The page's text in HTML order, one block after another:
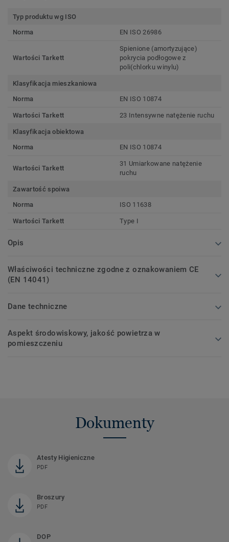
Typ produktu wg ISO
Norma
EN ISO 26986
Wartości Tarkett
Spienione (amortyzujące)
pokrycia podłogowe z
poli(chlorku winylu)
Klasyfikacja mieszkaniowa
Norma
EN ISO 10874
Wartości Tarkett 23 Intensywne natężenie ruchu
Klasyfikacja obiektowa
Norma
EN ISO 10874
Wartości Tarkett
31 Umiarkowane natężenie
ruchu
Zawartość spoiwa
Norma
ISO 11638
Wartości Tarkett Type I
Opis
Właściwości techniczne zgodne z oznakowaniem CE
(EN 14041)
Dane techniczne
Aspekt środowiskowy, jakość powietrza w
pomieszczeniu
Dokumenty
Atesty Higieniczne
PDF
Broszury
PDF
DOP